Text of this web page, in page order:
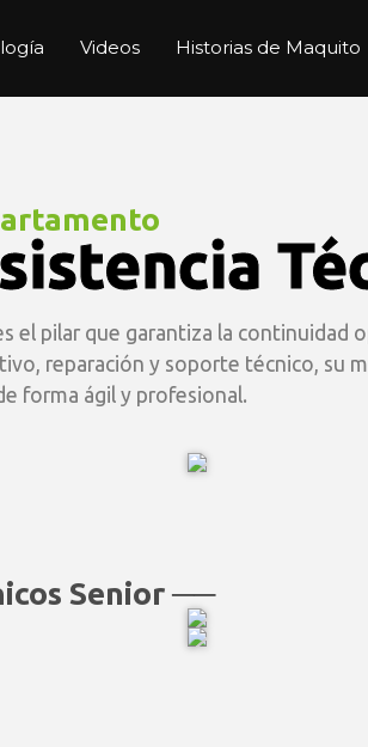
Videos Historias de Maquito
el pilar que garantiza la continuidad
reparación y soporte técnico, su
forma ágil y profesional.
Senior ──